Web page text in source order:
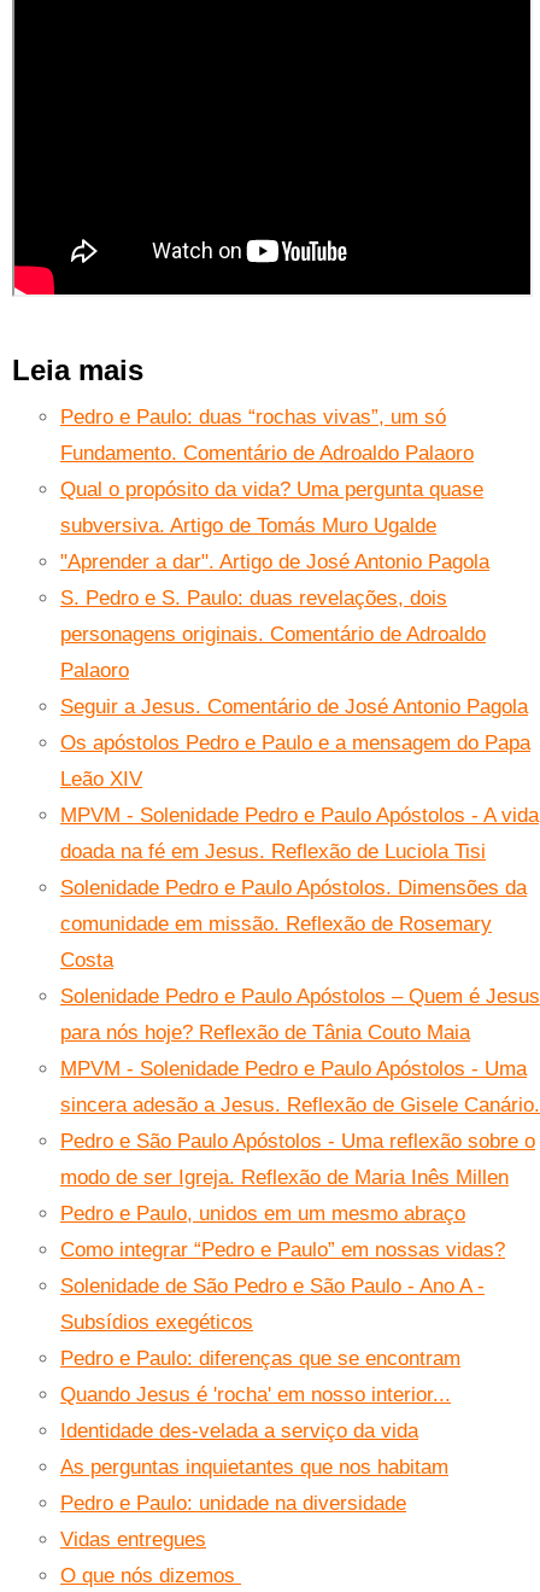
Leia mais
Pedro e Paulo: duas “rochas vivas”, um só
Fundamento. Comentário de Adroaldo Palaoro
Qual o propósito da vida? Uma pergunta quase
subversiva. Artigo de Tomás Muro Ugalde
"Aprender a dar". Artigo de José Antonio Pagola
S. Pedro e S. Paulo: duas revelações, dois
personagens originais. Comentário de Adroaldo
Palaoro
Seguir a Jesus. Comentário de José Antonio Pagola
Os apóstolos Pedro e Paulo e a mensagem do Papa
Leão XIV
MPVM - Solenidade Pedro e Paulo Apóstolos - A vida
doada na fé em Jesus. Reflexão de Luciola Tisi
Solenidade Pedro e Paulo Apóstolos. Dimensões da
comunidade em missão. Reflexão de Rosemary
Costa
Solenidade Pedro e Paulo Apóstolos – Quem é Jesus
para nós hoje? Reflexão de Tânia Couto Maia
MPVM - Solenidade Pedro e Paulo Apóstolos - Uma
sincera adesão a Jesus. Reflexão de Gisele Canário.
Pedro e São Paulo Apóstolos - Uma reflexão sobre o
modo de ser Igreja. Reflexão de Maria Inês Millen
Pedro e Paulo, unidos em um mesmo abraço
Como integrar “Pedro e Paulo” em nossas vidas?
Solenidade de São Pedro e São Paulo - Ano A -
Subsídios exegéticos
Pedro e Paulo: diferenças que se encontram
Quando Jesus é 'rocha' em nosso interior...
Identidade des-velada a serviço da vida
As perguntas inquietantes que nos habitam
Pedro e Paulo: unidade na diversidade
Vidas entregues
O que nós dizemos